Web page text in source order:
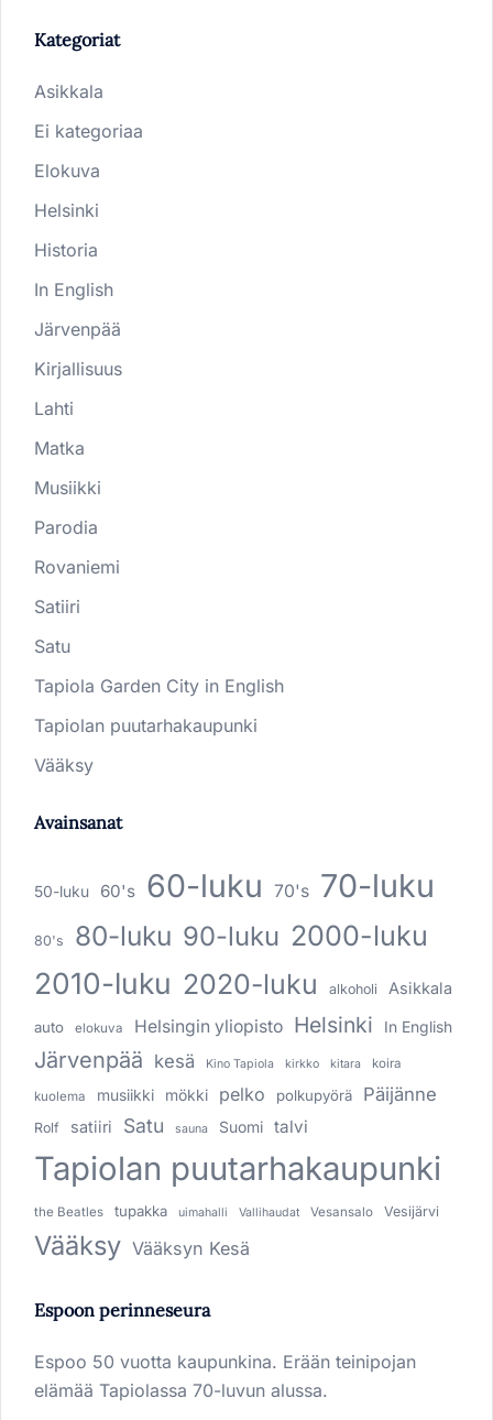
Kategoriat
Asikkala
Ei kategoriaa
Elokuva
Helsinki
Historia
In English
Järvenpää
Kirjallisuus
Lahti
Matka
Musiikki
Parodia
Rovaniemi
Satiiri
Satu
Tapiola Garden City in English
Tapiolan puutarhakaupunki
Vääksy
Avainsanat
50-luku 60's 60-luku 70's 70-luku
80's 80-luku 90-luku 2000-luku
2010-luku 2020-luku alkoholi Asikkala
auto elokuva Helsingin yliopisto Helsinki In English
Järvenpää kesä Kino Tapiola kirkko kitara koira
kuolema musiikki mökki pelko polkupyörä Päijänne
Rolf satiiri Satu sauna Suomi talvi
Tapiolan puutarhakaupunki
the Beatles tupakka uimahalli Vallihaudat Vesansalo Vesijärvi
Vääksy Vääksyn Kesä
Espoon perinneseura
Espoo 50 vuotta kaupunkina. Erään teinipojan
elämää Tapiolassa 70-luvun alussa.